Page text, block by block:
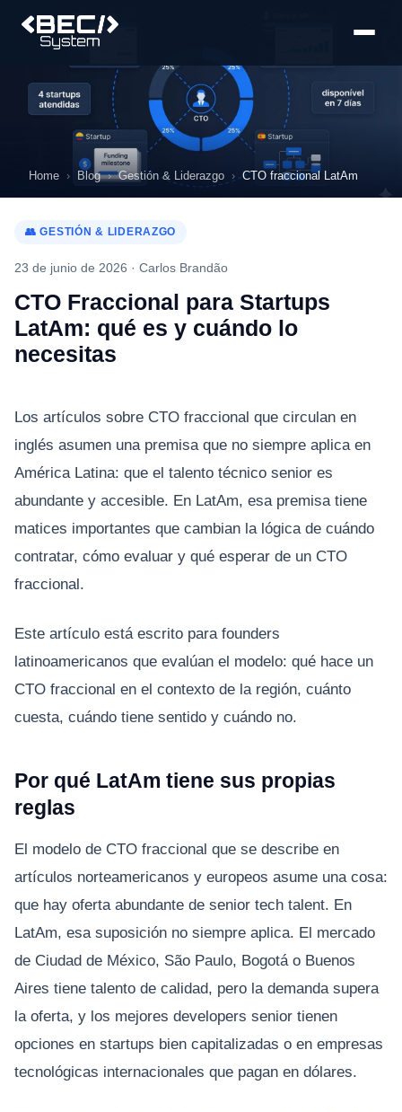
Home Blog Gestión & Liderazgo CTO fraccional LatAm
👥 GESTIÓN & LIDERAZGO
23 de junio de 2026 · Carlos Brandão
CTO Fraccional para Startups
LatAm: qué es y cuándo lo
necesitas
Los artículos sobre CTO fraccional que circulan en
inglés asumen una premisa que no siempre aplica en
América Latina: que el talento técnico senior es
abundante y accesible. En LatAm, esa premisa tiene
matices importantes que cambian la lógica de cuándo
contratar, cómo evaluar y qué esperar de un CTO
fraccional.
Este artículo está escrito para founders
latinoamericanos que evalúan el modelo: qué hace un
CTO fraccional en el contexto de la región, cuánto
cuesta, cuándo tiene sentido y cuándo no.
Por qué LatAm tiene sus propias
reglas
El modelo de CTO fraccional que se describe en
artículos norteamericanos y europeos asume una cosa:
que hay oferta abundante de senior tech talent. En
LatAm, esa suposición no siempre aplica. El mercado
de Ciudad de México, São Paulo, Bogotá o Buenos
Aires tiene talento de calidad, pero la demanda supera
la oferta, y los mejores developers senior tienen
opciones en startups bien capitalizadas o en empresas
tecnológicas internacionales que pagan en dólares.